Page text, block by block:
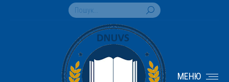
Search:
МЕНЮ